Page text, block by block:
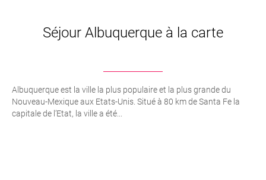
Séjour Albuquerque à la carte
Albuquerque est la ville la plus populaire et la plus grande du
Nouveau-Mexique aux Etats-Unis. Situé à 80 km de Santa Fe la
capitale de l’Etat, la ville a été...